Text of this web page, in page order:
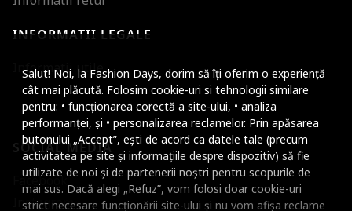
Salut! Noi, la Fashion Days, dorim să îți oferim o experiență
cât mai plăcută. Folosim cookie-uri si tehnologii similare
pentru: • funcționarea corectă a site-ului, • analiza
performanței, și • personalizarea reclamelor. Prin apăsarea
butonului „Accept”, ești de acord ca datele tale (precum
activitatea pe site și informațiile despre dispozitiv) să fie
utilizate de noi și de partenerii noștri pentru scopurile de
mai sus. Dacă alegi „Refuz”, vom folosi doar cookie-uri
strict necesare funcționării site-ului și nu vom afișa reclame
INFORMATII LEGALE
Informatii utile
SOCIAL MEDIA
Facebook
Instagram
Micsoreaza
Mareste spatierea
Micsoreaza
Mareste inaltimea